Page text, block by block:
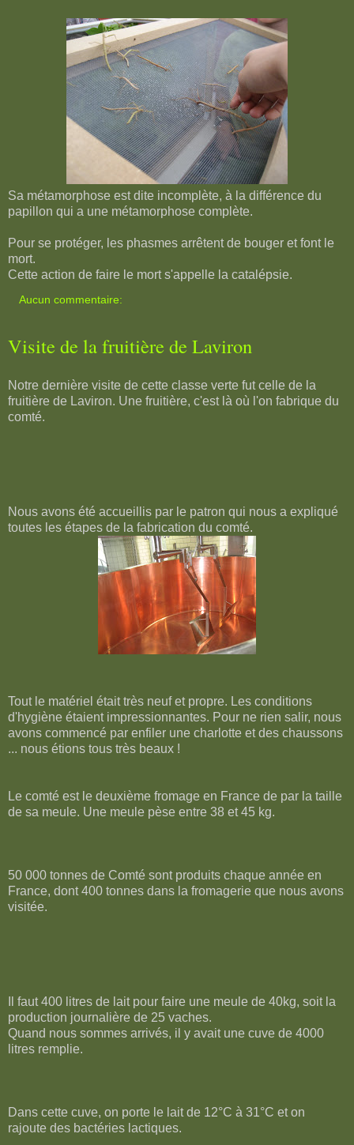
Sa métamorphose est dite incomplète, à la différence du
papillon qui a une métamorphose complète.
Pour se protéger, les phasmes arrêtent de bouger et font le
mort.
Cette action de faire le mort s'appelle la catalépsie.
Aucun commentaire:
Visite de la fruitière de Laviron
Notre dernière visite de cette classe verte fut celle de la
fruitière de Laviron. Une fruitière, c'est là où l'on fabrique du
comté.
Nous avons été accueillis par le patron qui nous a expliqué
toutes les étapes de la fabrication du comté.
Tout le matériel était très neuf et propre. Les conditions
d'hygiène étaient impressionnantes. Pour ne rien salir, nous
avons commencé par enfiler une charlotte et des chaussons
... nous étions tous très beaux !
Le comté est le deuxième fromage en France de par la taille
de sa meule. Une meule pèse entre 38 et 45 kg.
50 000 tonnes de Comté sont produits chaque année en
France, dont 400 tonnes dans la fromagerie que nous avons
visitée.
Il faut 400 litres de lait pour faire une meule de 40kg, soit la
production journalière de 25 vaches.
Quand nous sommes arrivés, il y avait une cuve de 4000
litres remplie.
Dans cette cuve, on porte le lait de 12°C à 31°C et on
rajoute des bactéries lactiques.